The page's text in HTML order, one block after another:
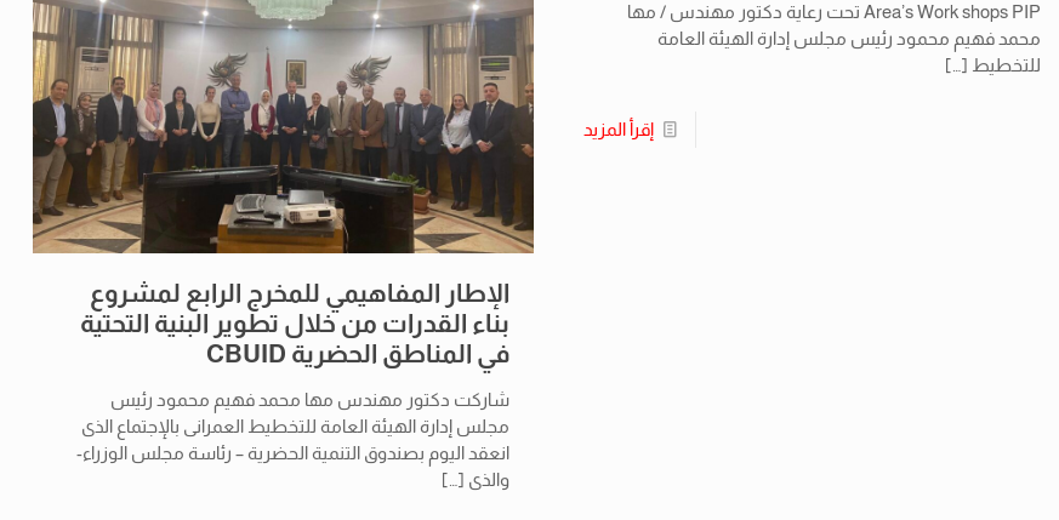
Area’s Work shops PIP تحت رعاية دكتور مهندس / مها
محمد فهيم محمود رئيس مجلس إدارة الهيئة العامة
للتخطيط […]
إقرأ المزيد
الإطار المفاهيمي للمخرج الرابع لمشروع
بناء القدرات من خلال تطوير البنية التحتية
في المناطق الحضرية CBUID
شاركت دكتور مهندس مها محمد فهيم محمود رئيس
مجلس إدارة الهيئة العامة للتخطيط العمرانى بالإجتماع الذى
انعقد اليوم بصندوق التنمية الحضرية – رئاسة مجلس الوزراء-
والذى […]